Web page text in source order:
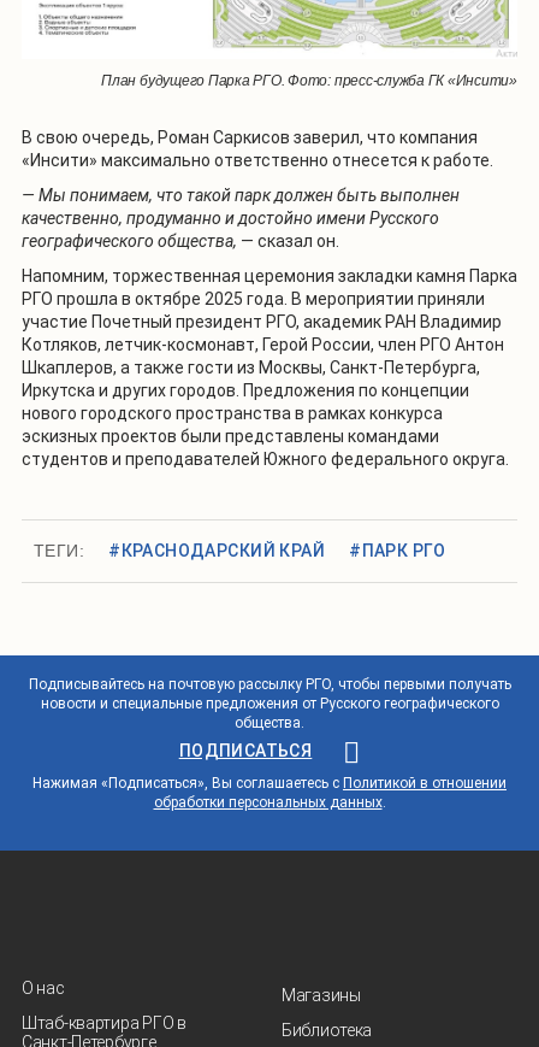
План будущего Парка РГО. Фото: пресс-служба ГК «Инсити»
В свою очередь, Роман Саркисов заверил, что компания
«Инсити» максимально ответственно отнесется к работе.
— Мы понимаем, что такой парк должен быть выполнен
качественно, продуманно и достойно имени Русского
географического общества, — сказал он.
Напомним, торжественная церемония закладки камня Парка
РГО прошла в октябре 2025 года. В мероприятии приняли
участие Почетный президент РГО, академик РАН Владимир
Котляков, летчик-космонавт, Герой России, член РГО Антон
Шкаплеров, а также гости из Москвы, Санкт-Петербурга,
Иркутска и других городов. Предложения по концепции
нового городского пространства в рамках конкурса
эскизных проектов были представлены командами
студентов и преподавателей Южного федерального округа.
ТЕГИ: #КРАСНОДАРСКИЙ КРАЙ #ПАРК РГО
Подписывайтесь на почтовую рассылку РГО, чтобы первыми получать
новости и специальные предложения от Русского географического
общества.
ПОДПИСАТЬСЯ
Нажимая «Подписаться», Вы соглашаетесь с Политикой в отношении
обработки персональных данных.
О нас
Штаб-квартира РГО в
Санкт‑Петербурге
Магазины
Библиотека